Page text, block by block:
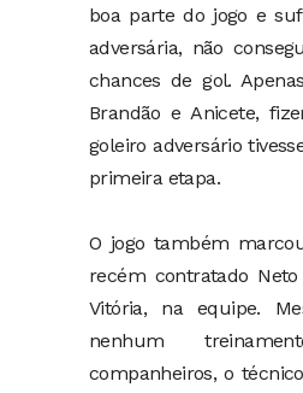
boa parte do jogo e
adversária, não
chances de gol.
Brandão e Anicete,
goleiro adversário
primeira etapa.
O jogo também
recém contratado
Vitória, na equipe.
nenhum
companheiros, o